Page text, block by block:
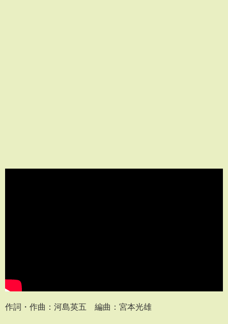
作詞・作曲：河島英五 編曲：宮本光雄